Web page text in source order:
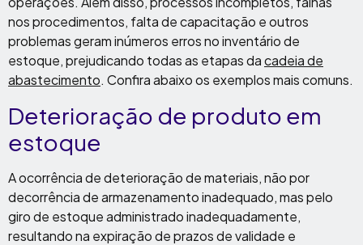
nos procedimentos, falta de capacitação e outros
problemas geram inúmeros erros no inventário de
estoque, prejudicando todas as etapas dacadeia de
abastecimento. Confira abaixo os exemplos mais comuns.
Deterioração de produto em
estoque
A ocorrência de deterioração de materiais, não por
decorrência de armazenamento inadequado, mas pelo
giro de estoque administrado inadequadamente,
resultando na expiração de prazos de validade e